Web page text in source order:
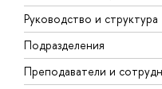
Руководство и структура
Подразделения
Преподаватели и